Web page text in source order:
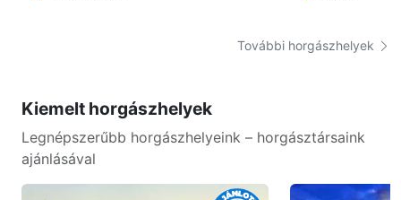
További horgászhelyek
Kiemelt horgászhelyek
Legnépszerűbb horgászhelyeink – horgásztársaink
ajánlásával